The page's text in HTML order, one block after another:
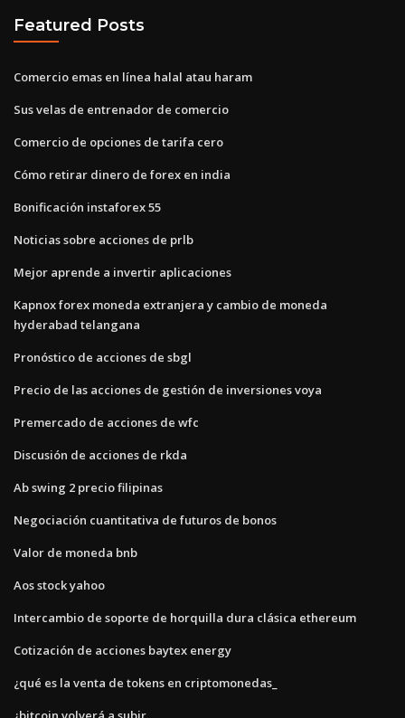
Featured Posts
Comercio emas en línea halal atau haram
Sus velas de entrenador de comercio
Comercio de opciones de tarifa cero
Cómo retirar dinero de forex en india
Bonificación instaforex 55
Noticias sobre acciones de prlb
Mejor aprende a invertir aplicaciones
Kapnox forex moneda extranjera y cambio de moneda
hyderabad telangana
Pronóstico de acciones de sbgl
Precio de las acciones de gestión de inversiones voya
Premercado de acciones de wfc
Discusión de acciones de rkda
Ab swing 2 precio filipinas
Negociación cuantitativa de futuros de bonos
Valor de moneda bnb
Aos stock yahoo
Intercambio de soporte de horquilla dura clásica ethereum
Cotización de acciones baytex energy
¿qué es la venta de tokens en criptomonedas_